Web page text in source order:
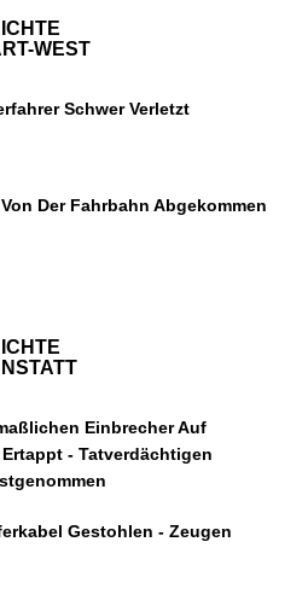
WEST
Schwer Verletzt
Der Fahrbahn Abgekommen
Einbrecher Auf
- Tatverdächtigen
Gestohlen - Zeugen